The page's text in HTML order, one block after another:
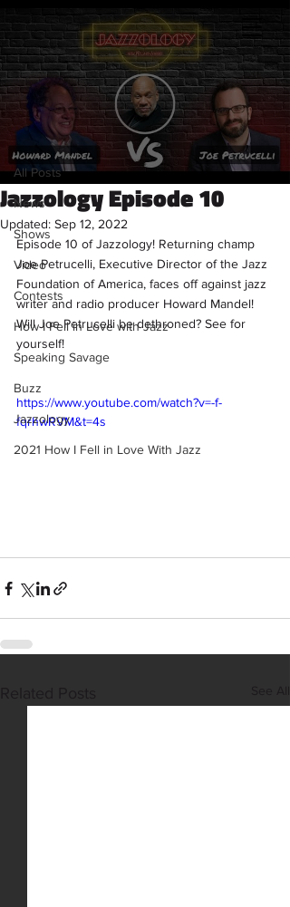
Post Sign Up
All Posts
News
Shows
Video
Contests
How I Fell in Love with Jazz
Speaking Savage
Buzz
Jazzology
2021 How I Fell in Love With Jazz
All Posts
Jazzology Episode 10
Savage Content
Aug 25, 2022 1 min read
Updated: Sep 12, 2022
Episode 10 of Jazzology! Returning champ
Joe Petrucelli, Executive Director of the Jazz
Foundation of America, faces off against jazz
writer and radio producer Howard Mandel!
Will Joe Petrucelli be dethroned? See for
yourself!
https://www.youtube.com/watch?v=-f-
fqrhwRVM&t=4s